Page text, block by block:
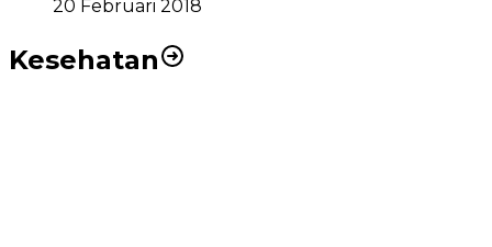
20 Februari 2018
Kesehatan